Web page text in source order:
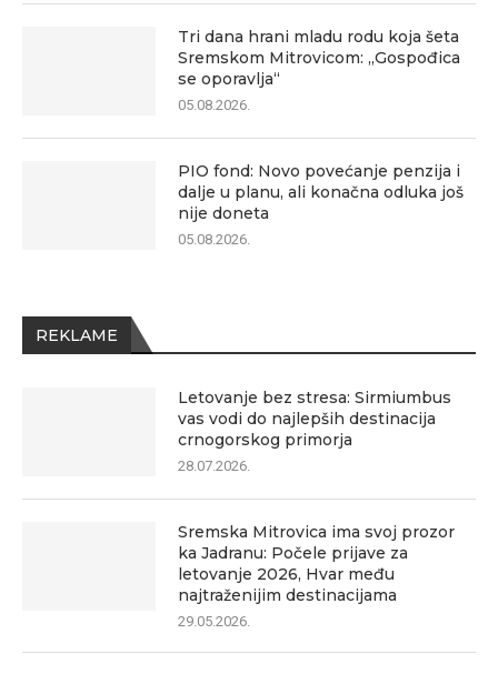
Tri dana hrani mladu rodu koja šeta
Sremskom Mitrovicom: „Gospođica
se oporavlja“
05.08.2026.
PIO fond: Novo povećanje penzija i
dalje u planu, ali konačna odluka još
nije doneta
05.08.2026.
REKLAME
Letovanje bez stresa: Sirmiumbus
vas vodi do najlepših destinacija
crnogorskog primorja
28.07.2026.
Sremska Mitrovica ima svoj prozor
ka Jadranu: Počele prijave za
letovanje 2026, Hvar među
najtraženijim destinacijama
29.05.2026.